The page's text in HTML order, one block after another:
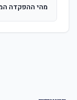
ומתן על שיעורם
מהי ההפקדה